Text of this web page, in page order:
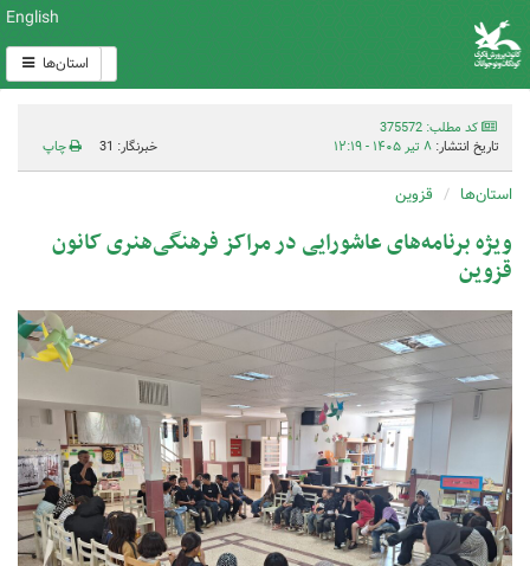
English
استان‌ها
کد مطلب: 375572
تاریخ انتشار: ۸ تیر ۱۴۰۵ - ۱۲:۱۹ خبرنگار: 31 چاپ
استان‌ها قزوین
ویژه برنامه‌های عاشورایی در مراکز فرهنگی‌هنری کانون
قزوین